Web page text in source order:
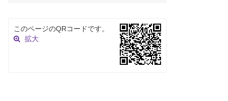
このページのQRコードです。
拡大